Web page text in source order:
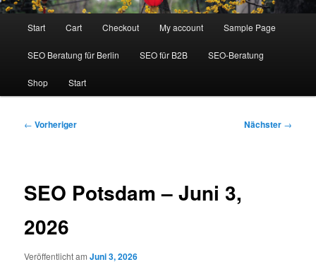
Start Cart Checkout My account Sample Page
SEO Beratung für Berlin SEO für B2B SEO-Beratung
Shop Start
Beitragsnavigation
← Vorheriger Nächster →
SEO Potsdam – Juni 3,
2026
Veröffentlicht amJuni 3, 2026